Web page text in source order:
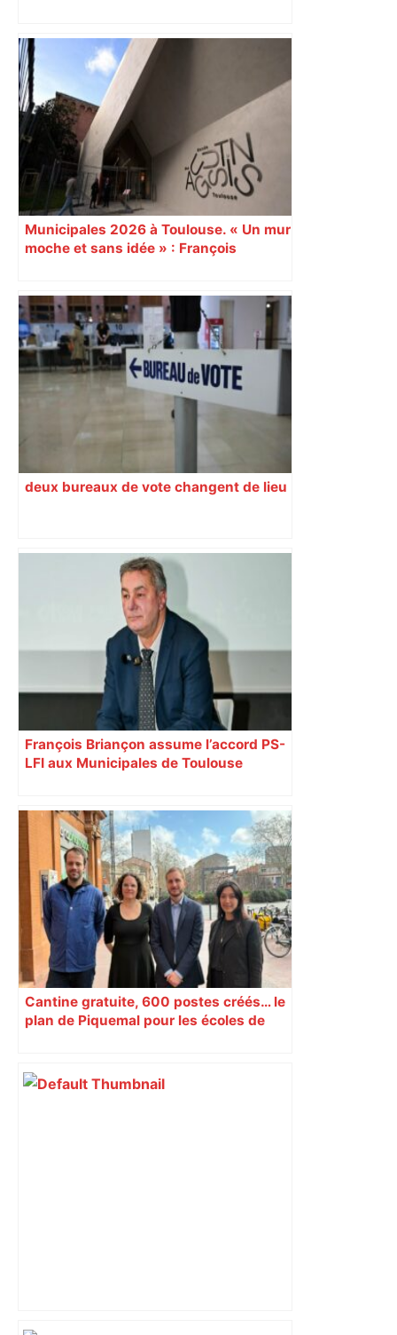
Municipales 2026 à Toulouse. « Un mur
moche et sans idée » : François
Augustins
deux bureaux de vote changent de lieu
François Briançon assume l’accord PS-
LFI aux Municipales de Toulouse
Cantine gratuite, 600 postes créés… le
plan de Piquemal pour les écoles de